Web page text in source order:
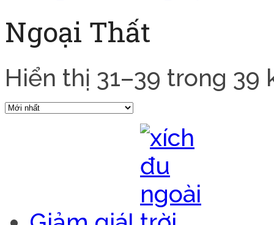
Ngoại Thất
Hiển thị 31–39 trong 39